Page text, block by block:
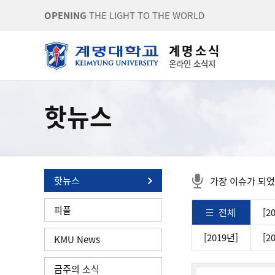
OPENING THE LIGHT TO THE WORLD
계 명 소 식
온라인 소식지
핫뉴스
핫뉴스
피플
KMU News
금주의 소식
가장 이슈가 되
전체
[2019년]